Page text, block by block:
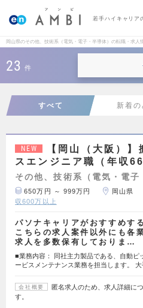
若手ハイキャリア
岡山県のその他、技術系（電気・電子・半導体）の転職・求人
23 件
すべて 新着の
NEW
【岡山（大阪）
スエンジニア職（年収
その他、技術系（電気・電子
650万円 ～ 999万円 岡山県
収600万以上
パソナキャリアがおすすめす
こちらの求人案件以外にも各
求人を多数保有しておりま…
■業務内容： 同社主力製品である、自動ピ
ービスメンテナンス業務を担当します。
会社概要
匿名求人のため、求人詳細に
す。